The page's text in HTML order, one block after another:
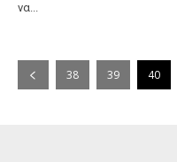
να...
38 39 40